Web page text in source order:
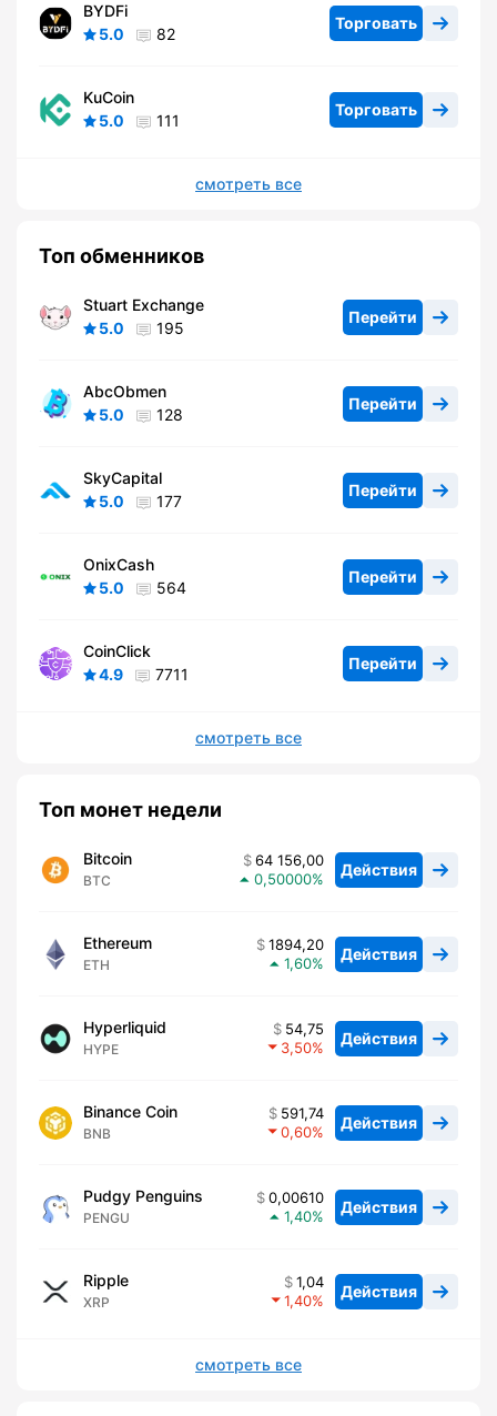
BYDFi
5.0
82
Торговать
KuCoin
5.0
111
Торговать
смотреть все
Топ обменников
Stuart Exchange
5.0
195
Перейти
AbcObmen
5.0
128
Перейти
SkyCapital
5.0
177
Перейти
OnixCash
5.0
564
Перейти
CoinClick
4.9
7711
Перейти
смотреть все
Топ монет недели
Bitcoin
BTC
64 156,00
0,50000
Действия
Ethereum
ETH
1894,20
1,60
Действия
Hyperliquid
HYPE
54,75
3,50
Действия
Binance Coin
BNB
591,74
0,60
Действия
Pudgy Penguins
PENGU
0,00610
1,40
Действия
Ripple
XRP
1,04
1,40
Действия
смотреть все